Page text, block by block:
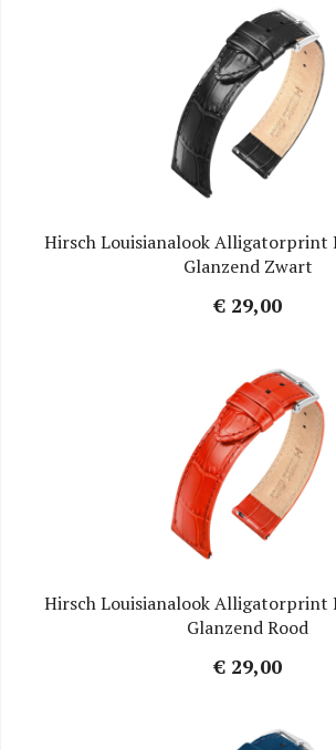
Hirsch Louisianalook Alligatorprint
Glanzend Zwart
€ 29,00
Hirsch Louisianalook Alligatorprint
Glanzend Rood
€ 29,00